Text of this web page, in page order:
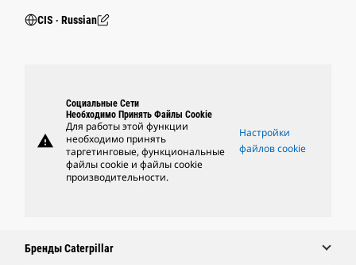
CIS ‧ Russian
warning
Социальные Сети
Необходимо Принять Файлы Cookie
Для работы этой функции
необходимо принять
таргетинговые, функциональные
файлы cookie и файлы cookie
производительности.
Настройки
файлов cookie
Бренды Caterpillar